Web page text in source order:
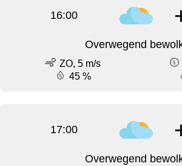
16:00
Overwegend
ZO, 5 m/s
45 %
17:00
Overwegend